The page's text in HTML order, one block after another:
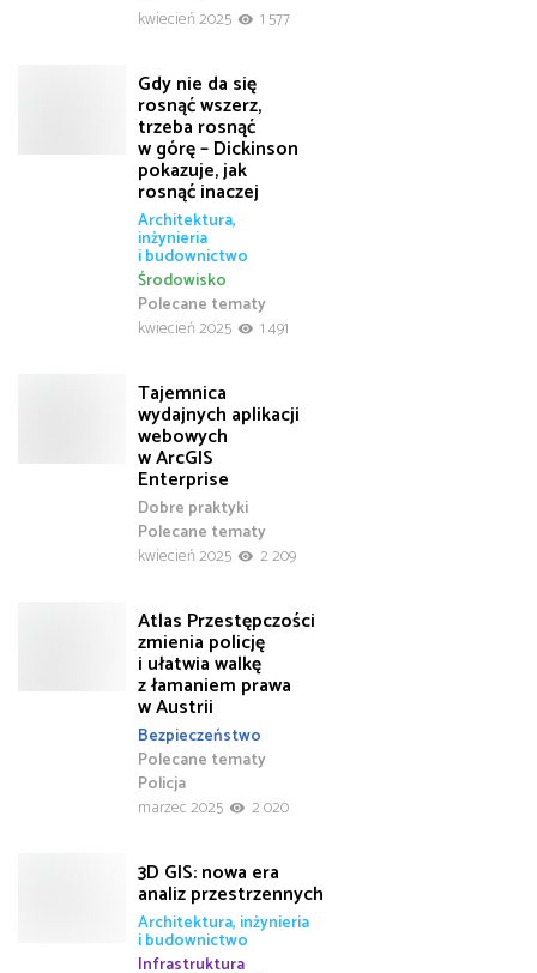
kwiecień 2025
1 577
Gdy nie da się
rosnąć wszerz,
trzeba rosnąć
w górę – Dickinson
pokazuje, jak
rosnąć inaczej
Architektura,
inżynieria
i budownictwo
Polecane tematy
Środowisko
kwiecień 2025
1 491
Tajemnica
wydajnych aplikacji
webowych
w ArcGIS
Enterprise
Dobre praktyki
Polecane tematy
kwiecień 2025
2 209
Atlas Przestępczości
zmienia policję
i ułatwia walkę
z łamaniem prawa
w Austrii
Bezpieczeństwo
Polecane tematy
Policja
marzec 2025
2 020
3D GIS: nowa era
analiz przestrzennych
Architektura, inżynieria
i budownictwo
Infrastruktura